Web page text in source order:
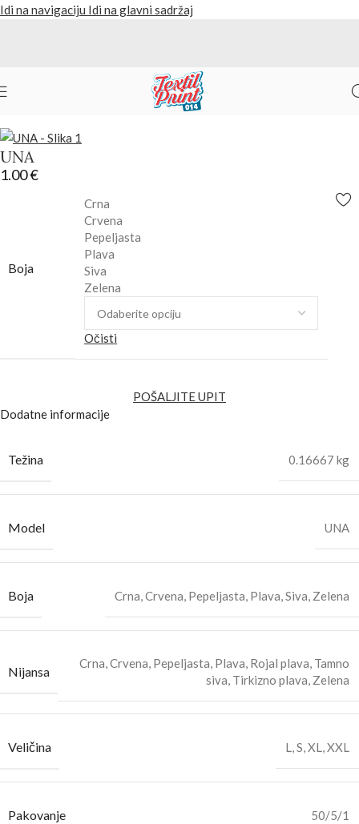
Idi na navigaciju Idi na glavni sadržaj
Početna Nazad na proizvode
UNA
1.00€
Boja
Crna
Crvena
Pepeljasta
Plava
Siva
Zelena
Očisti
POŠALJITE UPIT
Dodatne informacije
Težina 0.16667 kg
Model UNA
Boja Crna,Crvena, Pepeljasta, Plava,Siva, Zelena
Nijansa
Crna,Crvena, Pepeljasta, Plava, Rojal plava, Tamno
siva, Tirkizno plava, Zelena
Veličina L,S,XL,XXL
Pakovanje 50/5/1